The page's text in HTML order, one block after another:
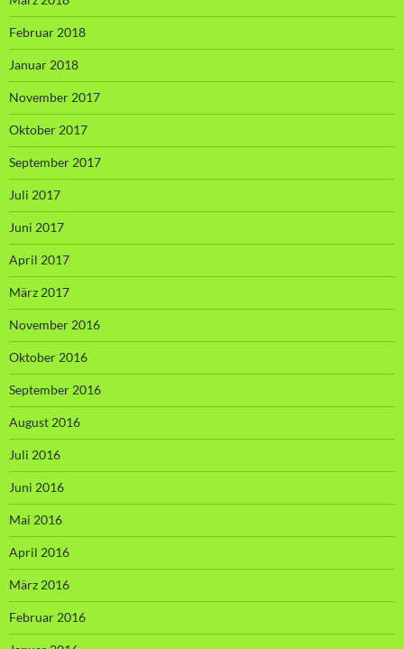
Februar 2018
Januar 2018
November 2017
Oktober 2017
September 2017
Juli 2017
Juni 2017
April 2017
März 2017
November 2016
Oktober 2016
September 2016
August 2016
Juli 2016
Juni 2016
Mai 2016
April 2016
März 2016
Februar 2016